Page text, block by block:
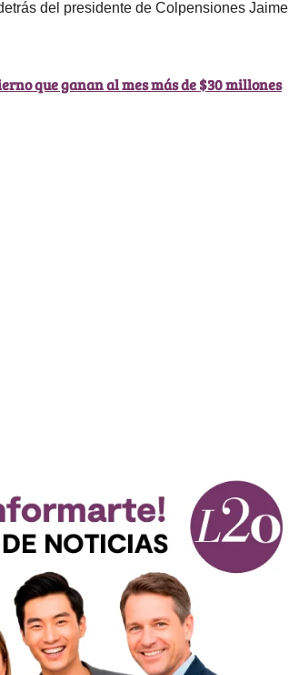
del presidente de Colpensiones Jaime
que ganan al mes más de $30 millones